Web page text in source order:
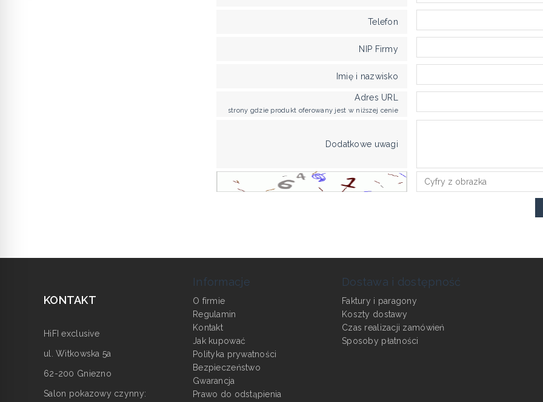
Telefon
NIP Firmy
Imię i nazwisko
Adres URL
strony gdzie produkt oferowany jest w niższej cenie
Dodatkowe uwagi
KONTAKT
HiFI exclusive
ul. Witkowska 5a
62-200 Gniezno
Salon pokazowy czynny:
Informacje
O firmie
Regulamin
Kontakt
Jak kupować
Polityka prywatności
Bezpieczeństwo
Gwarancja
Prawo do odstąpienia
Dostawa i dostępność
Faktury i paragony
Koszty dostawy
Czas realizacji zamówień
Sposoby płatności